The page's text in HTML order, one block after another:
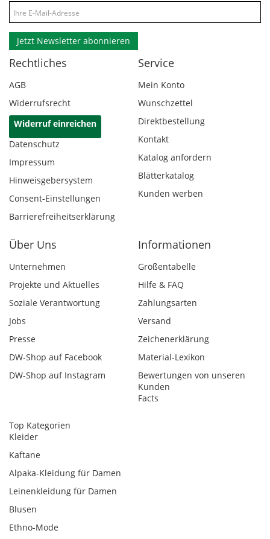
Jetzt Newsletter abonnieren
Rechtliches
AGB
Widerrufsrecht
Widerruf einreichen
Datenschutz
Impressum
Hinweisgebersystem
Consent-Einstellungen
Barrierefreiheitserklärung
Service
Mein Konto
Wunschzettel
Direktbestellung
Kontakt
Katalog anfordern
Blätterkatalog
Kunden werben
Über Uns
Unternehmen
Projekte und Aktuelles
Soziale Verantwortung
Jobs
Presse
DW-Shop auf Facebook
DW-Shop auf Instagram
Informationen
Größentabelle
Hilfe & FAQ
Zahlungsarten
Versand
Zeichenerklärung
Material-Lexikon
Bewertungen von unseren
Kunden
Facts
Top Kategorien
Kleider
Kaftane
Alpaka-Kleidung für Damen
Leinenkleidung für Damen
Blusen
Ethno-Mode